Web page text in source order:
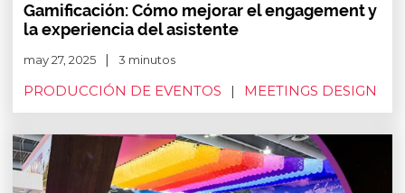
Gamificación: Cómo mejorar el engagement y
la experiencia del asistente
may 27, 2025 3 minutos
PRODUCCIÓN DE EVENTOS MEETINGS DESIGN